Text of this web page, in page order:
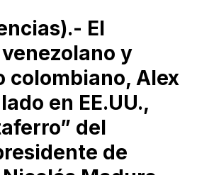
El
y
colombiano, Alex
en EE.UU.,
del
de